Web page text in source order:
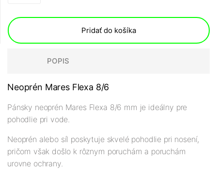
Pridať do košíka
POPIS
Neoprén Mares Flexa 8/6
Pánsky neoprén Mares Flexa 8/6 mm je ideálny pre
pohodlie pri vode.
Neoprén alebo síl poskytuje skvelé pohodlie pri nosení,
pričom však došlo k rôznym poruchám a poruchám
urovne ochrany.